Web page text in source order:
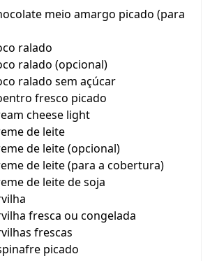
meio amargo picado (para
ralado
ralado (opcional)
ralado sem açúcar
fresco picado
cheese light
de leite
de leite (opcional)
de leite (para a cobertura)
de leite de soja
fresca ou congelada
frescas
picado